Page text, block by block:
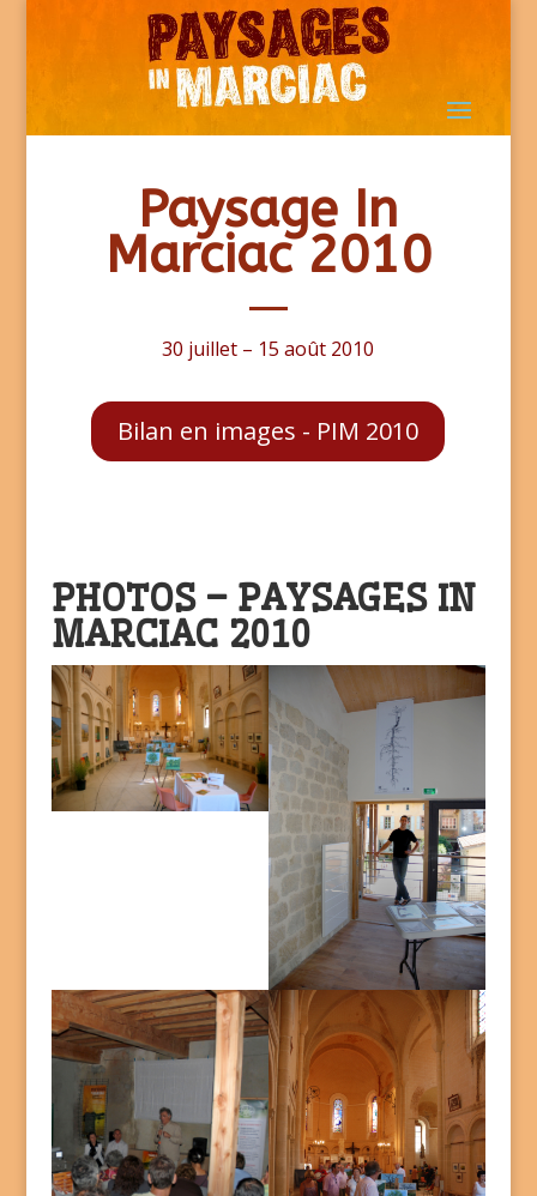
Paysage In
Marciac 2010
30 juillet – 15 août 2010
Bilan en images - PIM 2010
PHOTOS – PAYSAGES IN
MARCIAC 2010